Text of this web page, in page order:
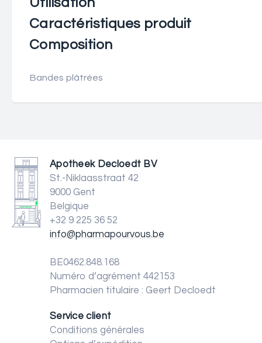
Caractéristiques produit
Composition
Bandes plâtrées
Apotheek Decloedt BV
St.-Niklaasstraat 42
9000 Gent
Belgique
+32 9 225 36 52
info@pharmapourvous.be
BE0462.848.168
Numéro d’agrément 442153
Pharmacien titulaire : Geert Decloedt
Service client
Conditions générales